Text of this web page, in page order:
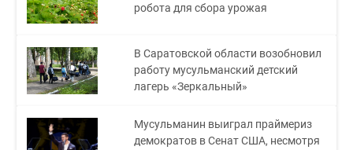
робота для сбора урожая
В Саратовской области возобновил
работу мусульманский детский
лагерь «Зеркальный»
Мусульманин выиграл праймериз
демократов в Сенат США, несмотря